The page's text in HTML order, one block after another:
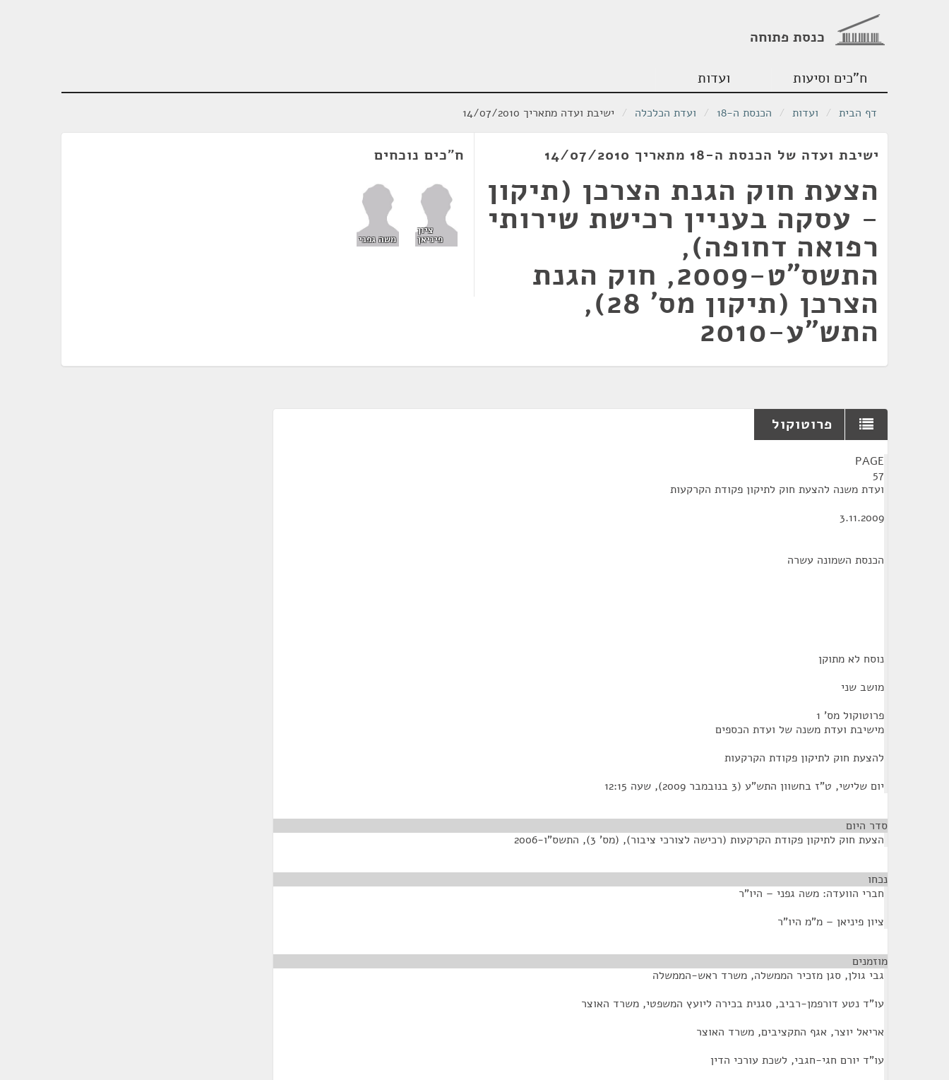
כנסת פתוחה
ח"כים וסיעות ועדות
דף הבית / ועדות / הכנסת ה-18 / ועדת הכלכלה / ישיבת ועדה מתאריך 14/07/2010
ישיבת ועדה של הכנסת ה-18 מתאריך 14/07/2010
הצעת חוק הגנת הצרכן (תיקון
- עסקה בעניין רכישת שירותי
רפואה דחופה),
התשס"ט-2009, חוק הגנת
הצרכן (תיקון מס' 28),
התש"ע-2010
ח"כים נוכחים
ציון
פיניאן משה גפני
פרוטוקול
PAGE
57
ועדת משנה להצעת חוק לתיקון פקודת הקרקעות
3.11.2009
הכנסת השמונה עשרה
נוסח לא מתוקן
מושב שני
פרוטוקול מס' 1
מישיבת ועדת משנה של ועדת הכספים
להצעת חוק לתיקון פקודת הקרקעות
יום שלישי, ט"ז בחשוון התש"ע (3 בנובמבר 2009), שעה 12:15
סדר היום
הצעת חוק לתיקון פקודת הקרקעות (רכישה לצורכי ציבור), (מס' 3), התשס"ו-2006
נכחו
חברי הוועדה: משה גפני – היו"ר
ציון פיניאן – מ"מ היו"ר
מוזמנים
גבי גולן, סגן מזכיר הממשלה, משרד ראש-הממשלה
עו"ד נטע דורפמן-רביב, סגנית בכירה ליועץ המשפטי, משרד האוצר
אריאל יוצר, אגף התקציבים, משרד האוצר
עו"ד יורם חגי-חגבי, לשכת עורכי הדין